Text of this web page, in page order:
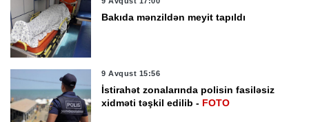
Bakıda mənzildən meyit tapıldı
9 Avqust 15:56
İstirahət zonalarında polisin fasiləsiz
xidməti təşkil edilib - FOTO